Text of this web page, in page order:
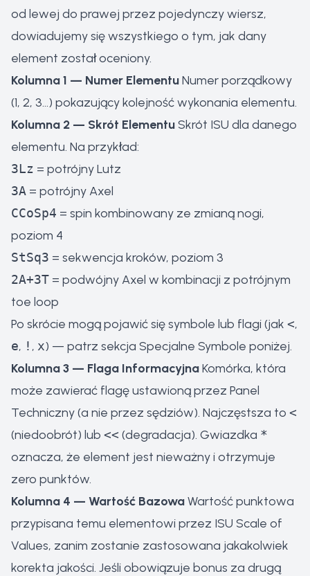
od lewej do prawej przez pojedynczy wiersz,
dowiadujemy się wszystkiego o tym, jak dany
element został oceniony.
Kolumna 1 — Numer ElementuNumer porządkowy
(1, 2, 3...) pokazujący kolejność wykonania elementu.
Kolumna 2 — Skrót ElementuSkrót ISU dla danego
elementu. Na przykład:
3Lz = potrójny Lutz
3A = potrójny Axel
CCoSp4 = spin kombinowany ze zmianą nogi,
poziom 4
StSq3 = sekwencja kroków, poziom 3
2A+3T = podwójny Axel w kombinacji z potrójnym
toe loop
Po skrócie mogą pojawić się symbole lub flagi (jak <,
e, ! , x) — patrz sekcja Specjalne Symbole poniżej.
Kolumna 3 — Flaga InformacyjnaKomórka, która
może zawierać flagę ustawioną przez Panel
Techniczny (a nie przez sędziów). Najczęstsza to <
(niedoobrót) lub << (degradacja). Gwiazdka *
oznacza, że element jest nieważny i otrzymuje
zero punktów.
Kolumna 4 — Wartość BazowaWartość punktowa
przypisana temu elementowi przez ISU Scale of
Values, zanim zostanie zastosowana jakakolwiek
korekta jakości. Jeśli obowiązuje bonus za drugą